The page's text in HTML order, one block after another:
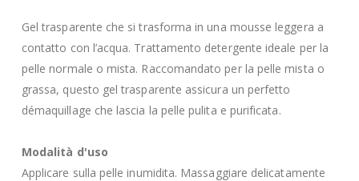
Gel trasparente che si trasforma in una mousse leggera a
contatto con l’acqua. Trattamento detergente ideale per la
pelle normale o mista. Raccomandato per la pelle mista o
grassa, questo gel trasparente assicura un perfetto
démaquillage che lascia la pelle pulita e purificata.
Modalità d'uso
Applicare sulla pelle inumidita. Massaggiare delicatamente